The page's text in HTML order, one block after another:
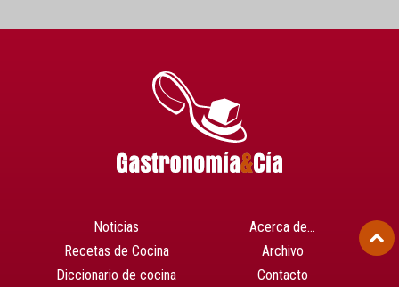
Noticias
Recetas de Cocina
Diccionario de cocina
Acerca de…
Archivo
Contacto